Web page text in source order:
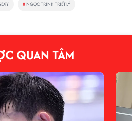
# NGỌC TRINH TRIẾT LÝ
QUAN TÂM